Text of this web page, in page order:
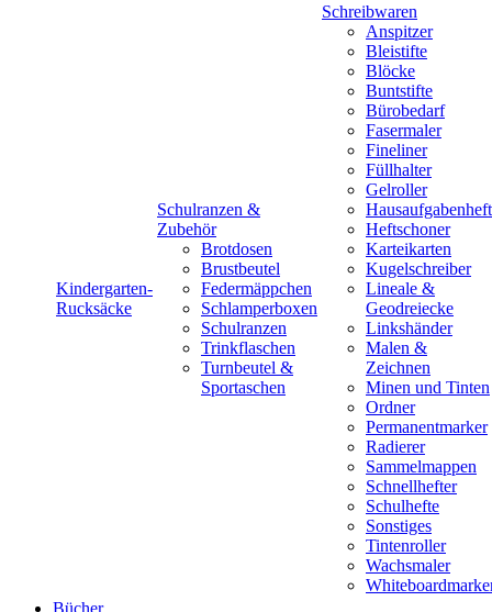
Kindergarten-
Rucksäcke
Schulranzen &
Zubehör
Brotdosen
Brustbeutel
Federmäppchen
Schlamperboxen
Schulranzen
Trinkflaschen
Turnbeutel &
Sportaschen
Schreibwaren
Anspitzer
Bleistifte
Blöcke
Buntstifte
Bürobedarf
Fasermaler
Fineliner
Füllhalter
Gelroller
Hausaufgabenheft
Heftschoner
Karteikarten
Kugelschreiber
Lineale &
Geodreiecke
Linkshänder
Malen &
Zeichnen
Minen und Tinten
Ordner
Permanentmarker
Radierer
Sammelmappen
Schnellhefter
Schulhefte
Sonstiges
Tintenroller
Wachsmaler
Bücher